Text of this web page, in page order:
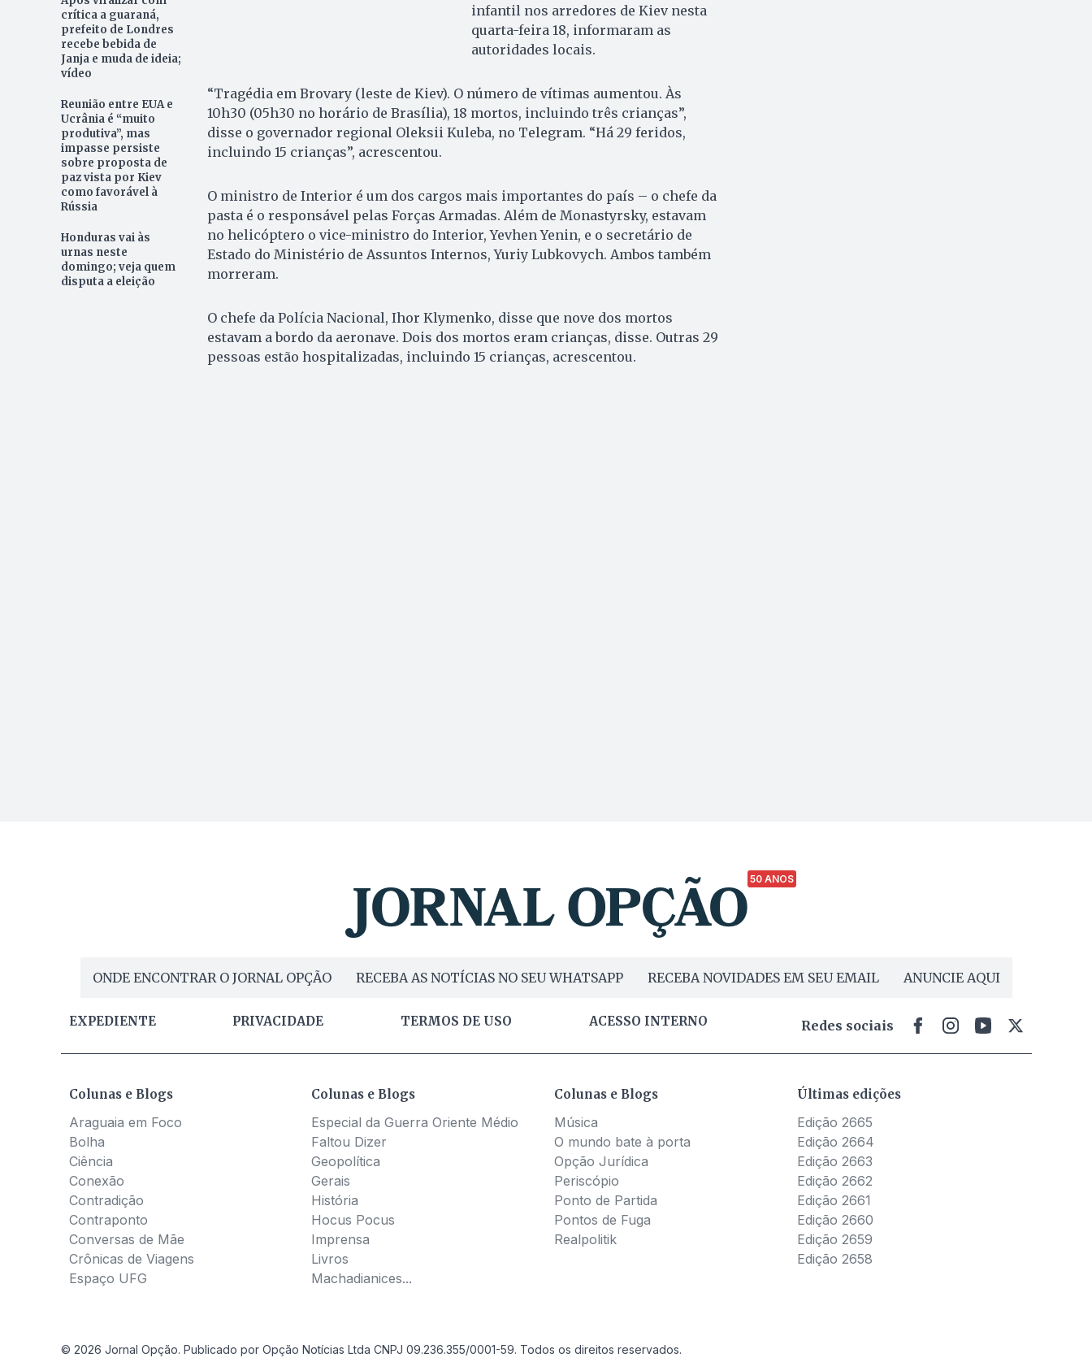
crítica a guaraná,
prefeito de Londres
recebe bebida de
Janja e muda de ideia;
vídeo
Reunião entre EUA e
Ucrânia é “muito
produtiva”, mas
impasse persiste
sobre proposta de
paz vista por Kiev
como favorável à
Rússia
Honduras vai às
urnas neste
domingo; veja quem
disputa a eleição
infantil nos arredores de Kiev nesta
quarta-feira 18, informaram as
autoridades locais.
“Tragédia em Brovary (leste de Kiev). O número de vítimas aumentou. Às
10h30 (05h30 no horário de Brasília), 18 mortos, incluindo três crianças”,
disse o governador regional Oleksii Kuleba, no Telegram. “Há 29 feridos,
incluindo 15 crianças”, acrescentou.
O ministro de Interior é um dos cargos mais importantes do país – o chefe da
pasta é o responsável pelas Forças Armadas. Além de Monastyrsky, estavam
no helicóptero o vice-ministro do Interior, Yevhen Yenin, e o secretário de
Estado do Ministério de Assuntos Internos, Yuriy Lubkovych. Ambos também
morreram.
O chefe da Polícia Nacional, Ihor Klymenko, disse que nove dos mortos
estavam a bordo da aeronave. Dois dos mortos eram crianças, disse. Outras 29
pessoas estão hospitalizadas, incluindo 15 crianças, acrescentou.
50 ANOS
ONDE ENCONTRAR O JORNAL OPÇÃO RECEBA AS NOTÍCIAS NO SEU WHATSAPP RECEBA NOVIDADES EM SEU EMAIL ANUNCIE AQUI
EXPEDIENTE PRIVACIDADE TERMOS DE USO ACESSO INTERNO Redes sociais
Colunas e Blogs
Araguaia em Foco
Bolha
Ciência
Conexão
Contradição
Contraponto
Conversas de Mãe
Crônicas de Viagens
Espaço UFG
Colunas e Blogs
Especial da Guerra Oriente Médio
Faltou Dizer
Geopolítica
Gerais
História
Hocus Pocus
Imprensa
Livros
Machadianices...
Colunas e Blogs
Música
O mundo bate à porta
Opção Jurídica
Periscópio
Ponto de Partida
Pontos de Fuga
Realpolitik
Últimas edições
Edição 2665
Edição 2664
Edição 2663
Edição 2662
Edição 2661
Edição 2660
Edição 2659
Edição 2658
© 2026 Jornal Opção. Publicado por Opção Notícias Ltda CNPJ 09.236.355/0001-59. Todos os direitos reservados.